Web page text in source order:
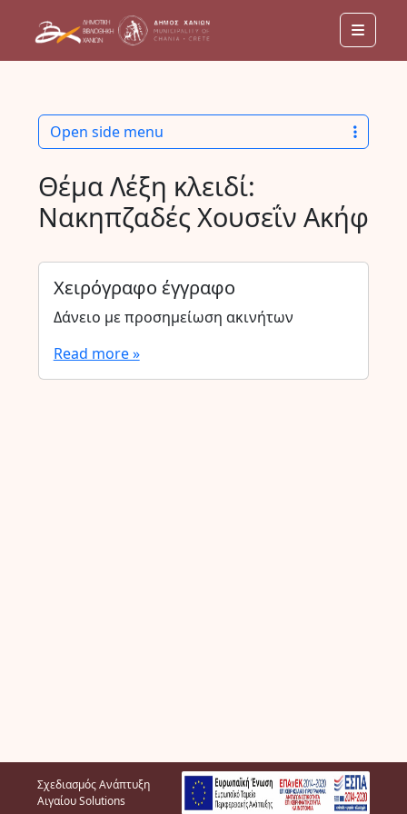
Menu
Θέμα Λέξη κλειδί:
Νακηπζαδές Χουσεΐν Ακήφ
Χειρόγραφο έγγραφο
Δάνειο με προσημείωση ακινήτων
Read more »
Open side menu
Σχεδιασμός Ανάπτυξη
Αιγαίου Solutions